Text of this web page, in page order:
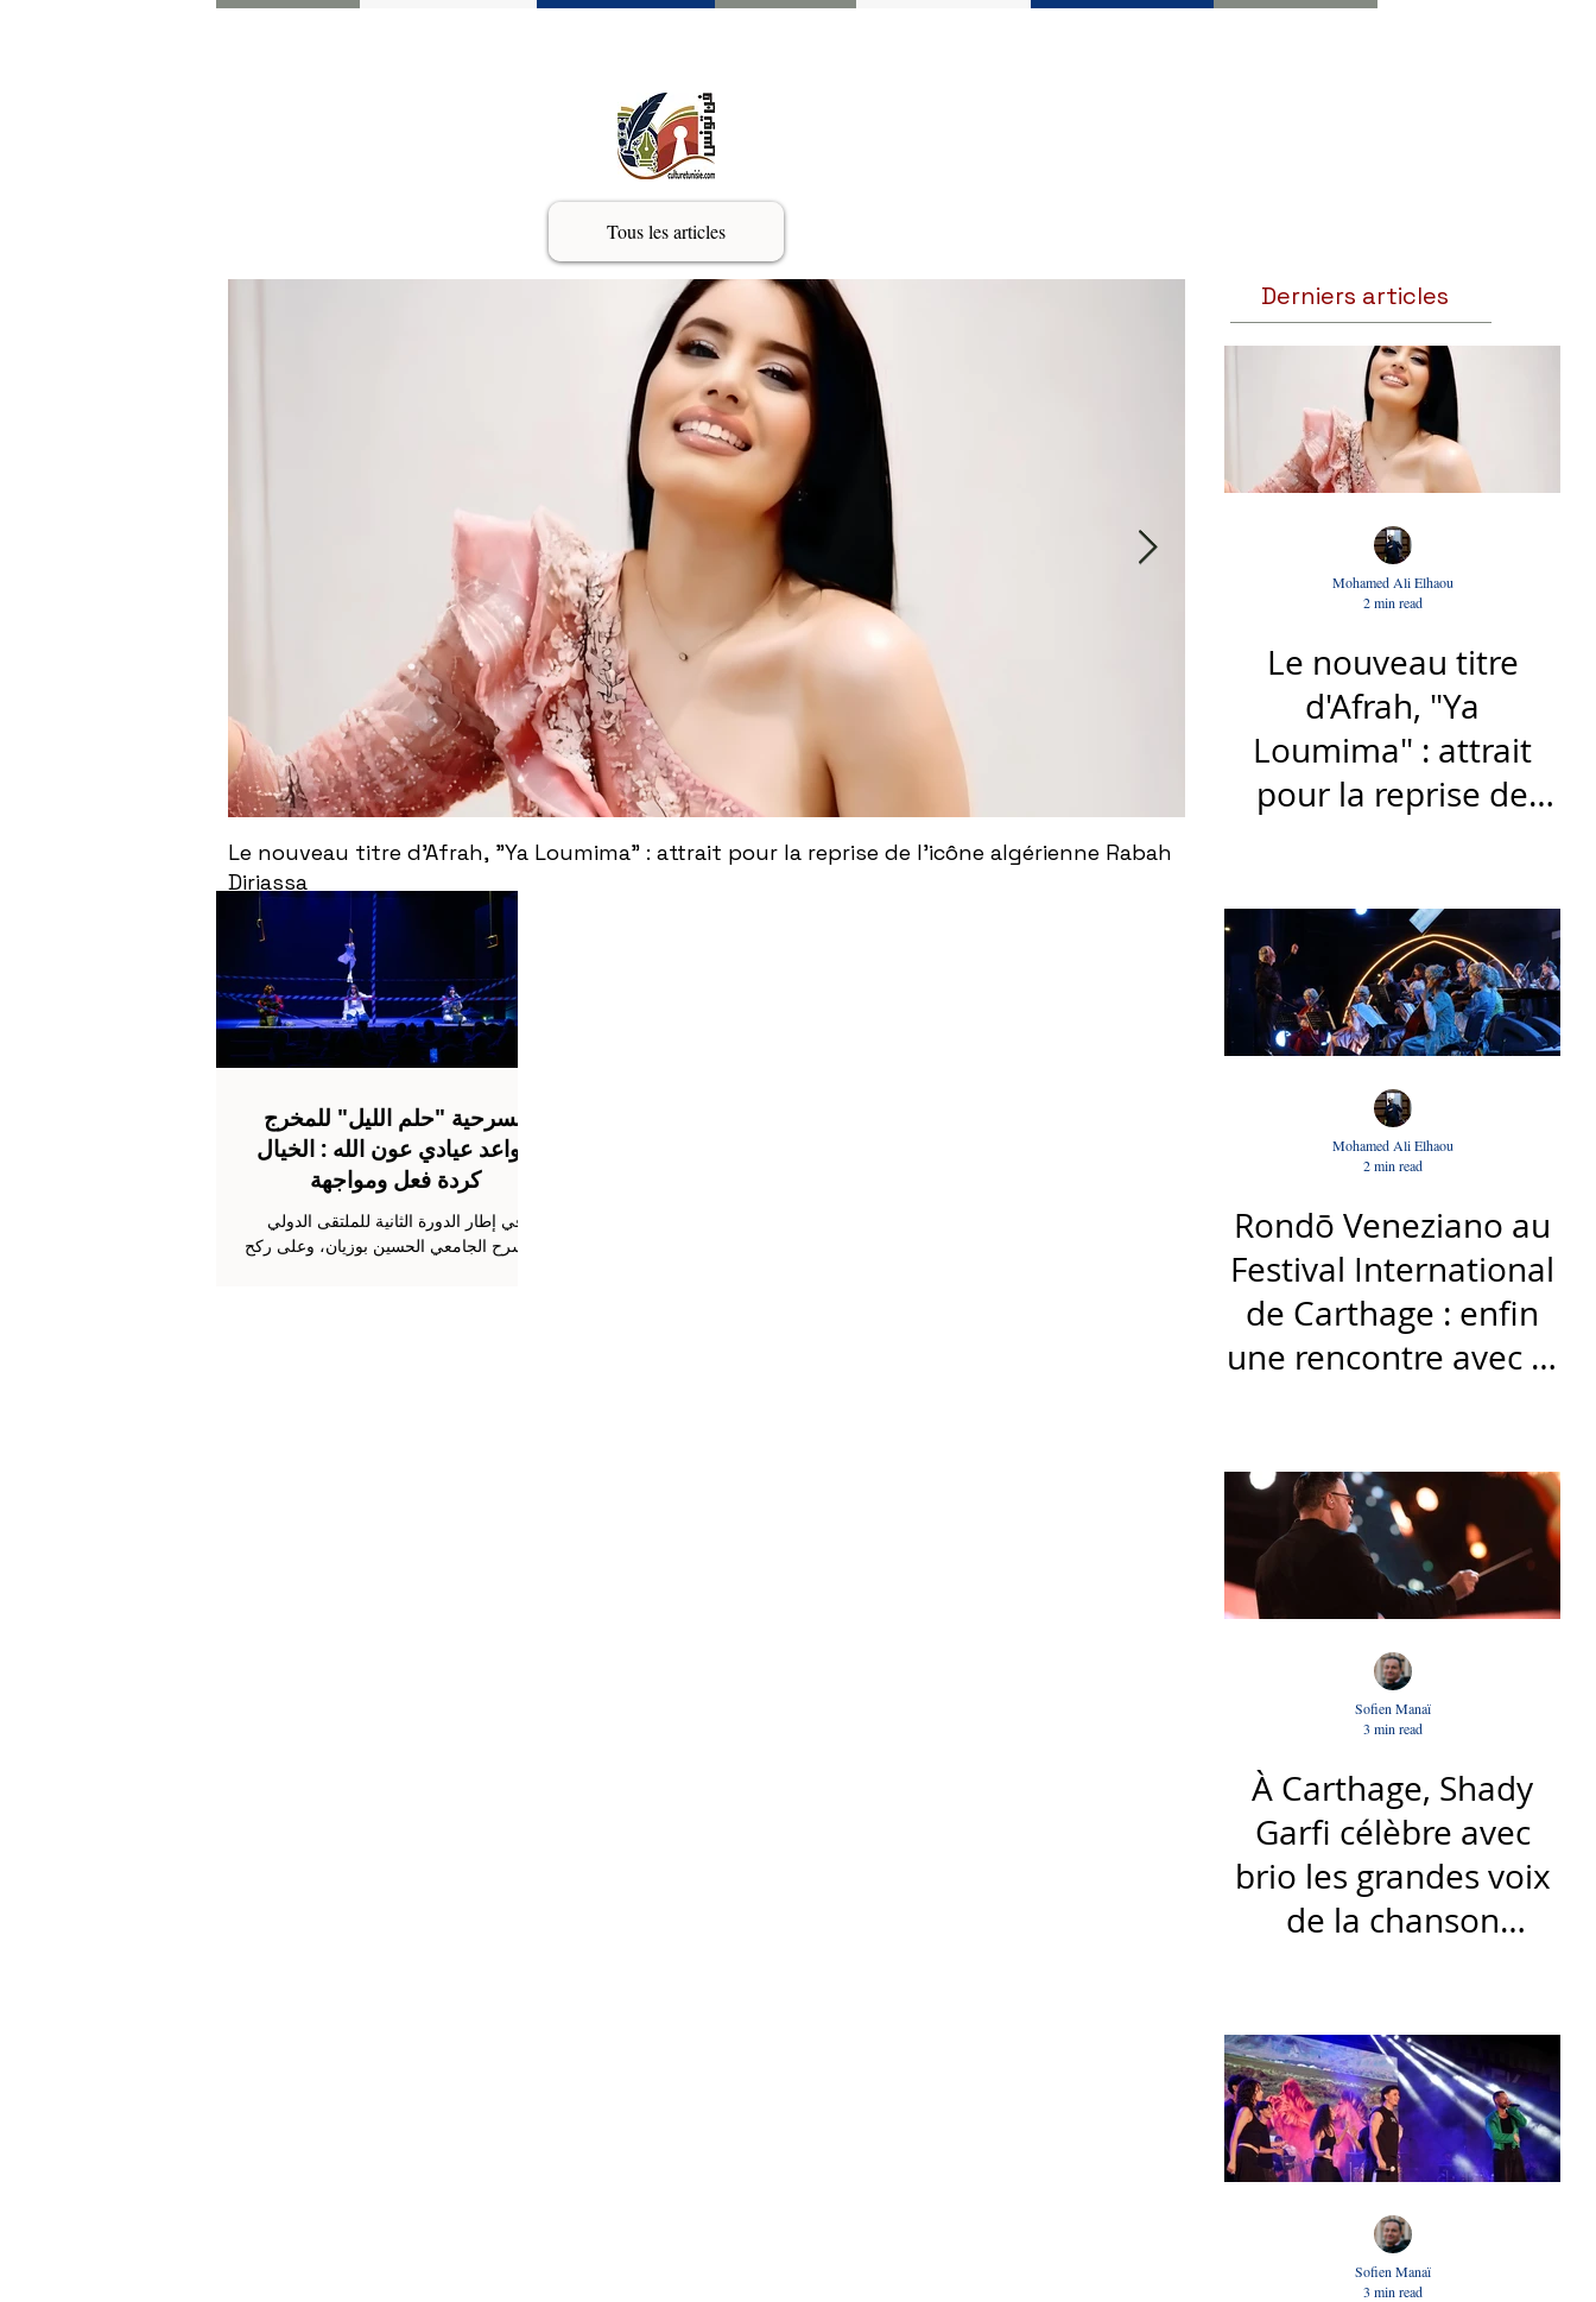
Tous les articles
Le nouveau titre d'Afrah, "Ya Loumima" : attrait pour la reprise de l'icône algérienne Rabah
Diriassa
مسرحية "حلم الليل" للمخرج
الواعد عيادي عون الله : الخيال
كردة فعل ومواجهة
في إطار الدورة الثانية للملتقى الدولي
للمسرح الجامعي الحسين بوزيان، وعلى ركح
Derniers articles
Le nouveau titre
d'Afrah, "Ya
Loumima" : attrait
pour la reprise de
Mohamed Ali Elhaou
2 min read
Rondō Veneziano au
Festival International
de Carthage : enfin
une rencontre avec le
Mohamed Ali Elhaou
2 min read
À Carthage, Shady
Garfi célèbre avec
brio les grandes voix
de la chanson
Sofien Manaï
3 min read
Sofien Manaï
3 min read